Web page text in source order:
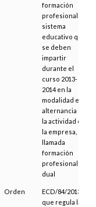
formación
profesional del
sistema
educativo que
se deben
impartir
durante el
curso 2013-
2014 en la
modalidad en
alternancia con
la actividad en
la empresa,
llamada
formación
profesional
dual
Orden
ECD/84/2013,
que regula la